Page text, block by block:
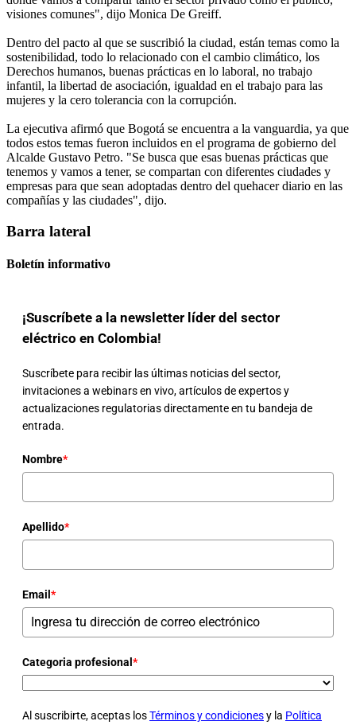
visiones comunes", dijo Monica De Greiff.
Dentro del pacto al que se suscribió la ciudad, están temas como la
sostenibilidad, todo lo relacionado con el cambio climático, los
Derechos humanos, buenas prácticas en lo laboral, no trabajo
infantil, la libertad de asociación, igualdad en el trabajo para las
mujeres y la cero tolerancia con la corrupción.
La ejecutiva afirmó que Bogotá se encuentra a la vanguardia, ya que
todos estos temas fueron incluidos en el programa de gobierno del
Alcalde Gustavo Petro. "Se busca que esas buenas prácticas que
tenemos y vamos a tener, se compartan con diferentes ciudades y
empresas para que sean adoptadas dentro del quehacer diario en las
compañías y las ciudades", dijo.
Barra lateral
Boletín informativo
¡Suscríbete a la newsletter líder del sector
eléctrico en Colombia!
Suscríbete para recibir las últimas noticias del sector,
invitaciones a webinars en vivo, artículos de expertos y
actualizaciones regulatorias directamente en tu bandeja de
entrada.
Nombre*
Apellido*
Email *
Categoria profesional *
Al suscribirte, aceptas losTérminos y condicionesy la Política